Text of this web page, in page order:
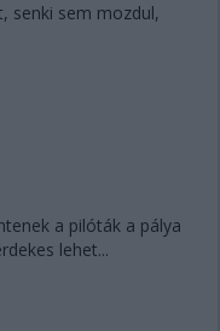
senki sem mozdul,
a pilóták a pálya
lehet...